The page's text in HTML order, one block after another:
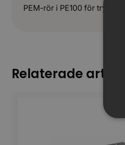
PEM-rör i PE100 för
Relaterade artiklar